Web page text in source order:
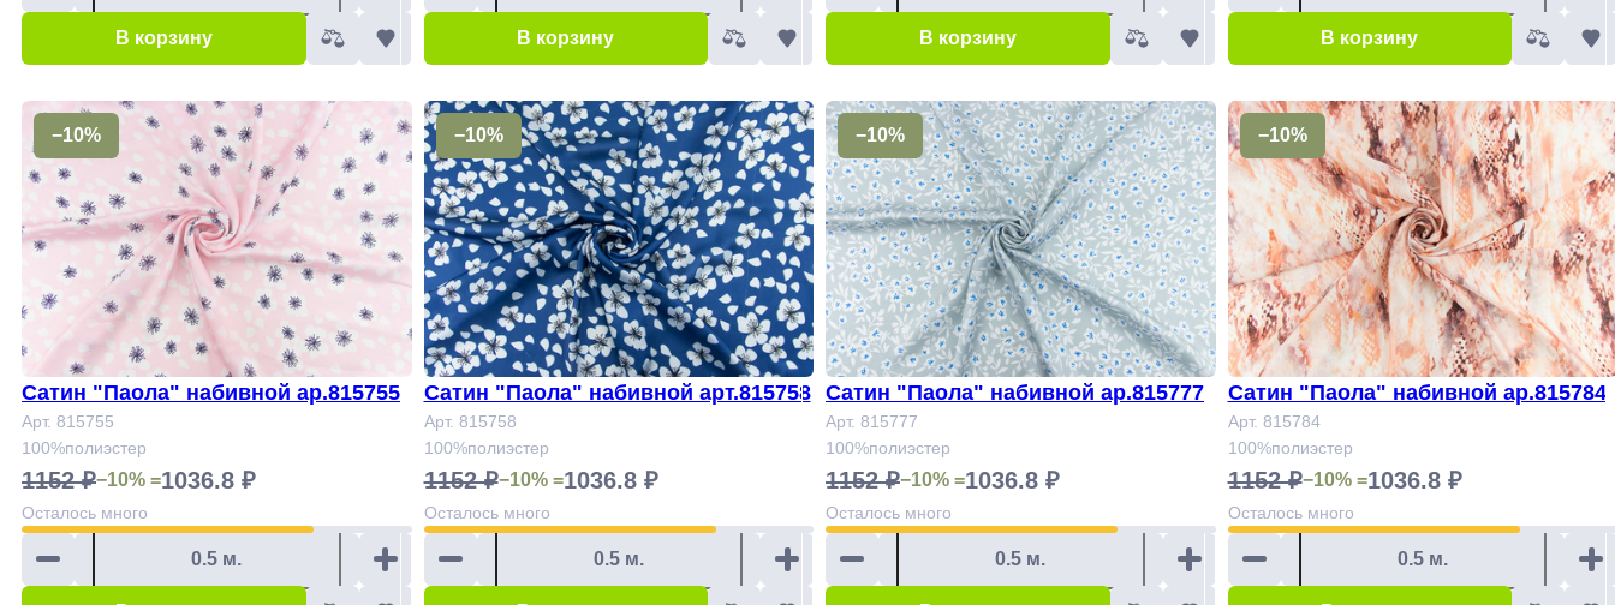
В корзину В корзину В корзину В корзину
−10%
Сатин "Паола" набивной ар.815755
Арт. 815755
100%полиэстер
1152 ₽−10% =1036.8 ₽
Осталось много
−10%
Сатин "Паола" набивной арт.815758
Арт. 815758
100%полиэстер
1152 ₽−10% =1036.8 ₽
Осталось много
−10%
Сатин "Паола" набивной ар.815777
Арт. 815777
100%полиэстер
1152 ₽−10% =1036.8 ₽
Осталось много
−10%
Сатин "Паола" набивной ар.815784
Арт. 815784
100%полиэстер
1152 ₽−10% =1036.8 ₽
Осталось много